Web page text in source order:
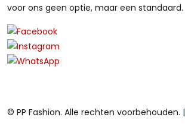
voor ons geen optie, maar een standaard.
© PP Fashion. Alle rechten voorbehouden. |